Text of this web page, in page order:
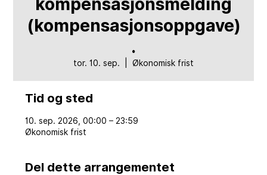
kompensasjonsmelding
(kompensasjonsoppgave)
.
tor. 10. sep. Økonomisk frist
Tid og sted
10. sep. 2026, 00:00 – 23:59
Økonomisk frist
Del dette arrangementet